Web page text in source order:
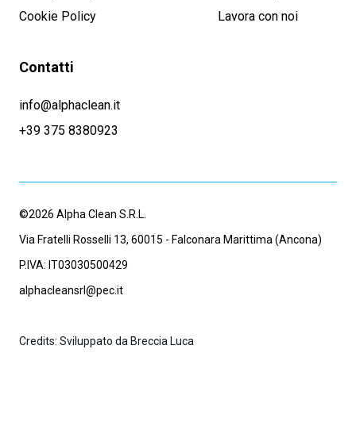
Cookie Policy
Lavora con noi
Contatti
info@alphaclean.it
+39 375 8380923
©2026 Alpha Clean S.R.L.
Via Fratelli Rosselli 13, 60015 - Falconara Marittima (Ancona)
P.IVA: IT03030500429
alphacleansrl@pec.it
Credits: Sviluppato da Breccia Luca